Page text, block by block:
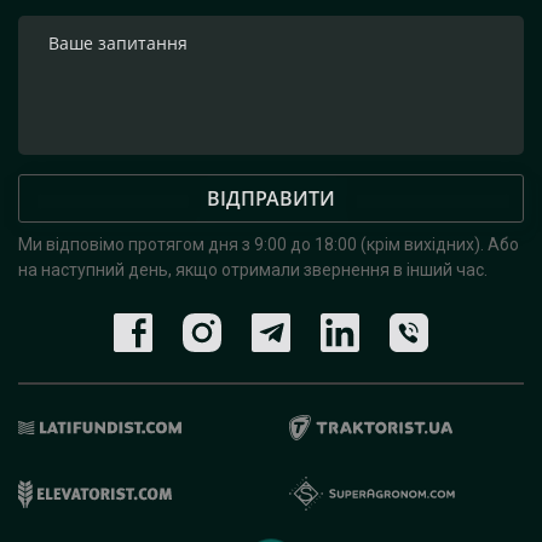
ВІДПРАВИТИ
Ми відповімо протягом дня з 9:00 до 18:00 (крім вихідних). Або
на наступний день, якщо отримали звернення в інший час.